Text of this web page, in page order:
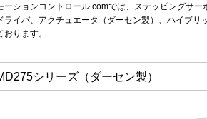
ーションコントロール.comでは、ステッピングサ
ライバ、アクチュエータ（ダーセン製）、ハイブ
おります。
シリーズ（ダーセン製）